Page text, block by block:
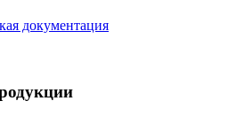
документация